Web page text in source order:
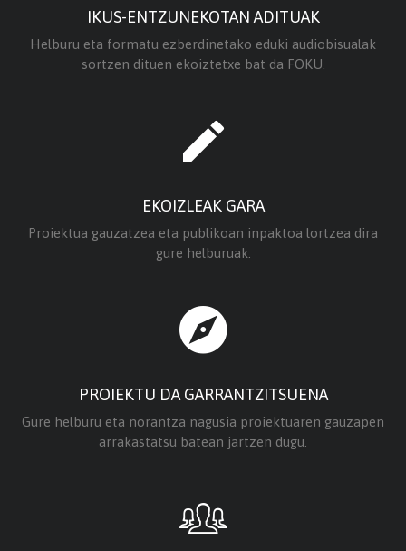
IKUS-ENTZUNEKOTAN ADITUAK
Helburu eta formatu ezberdinetako eduki audiobisualak
sortzen dituen ekoiztetxe bat da FOKU.
EKOIZLEAK GARA
Proiektua gauzatzea eta publikoan inpaktoa lortzea dira
gure helburuak.
PROIEKTU DA GARRANTZITSUENA
Gure helburu eta norantza nagusia proiektuaren gauzapen
arrakastatsu batean jartzen dugu.